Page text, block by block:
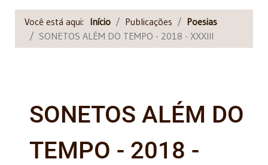
Você está aqui: Início Publicações
Poesias
SONETOS ALÉM DO TEMPO - 2018 - XXXIII
SONETOS ALÉM DO
TEMPO - 2018 -